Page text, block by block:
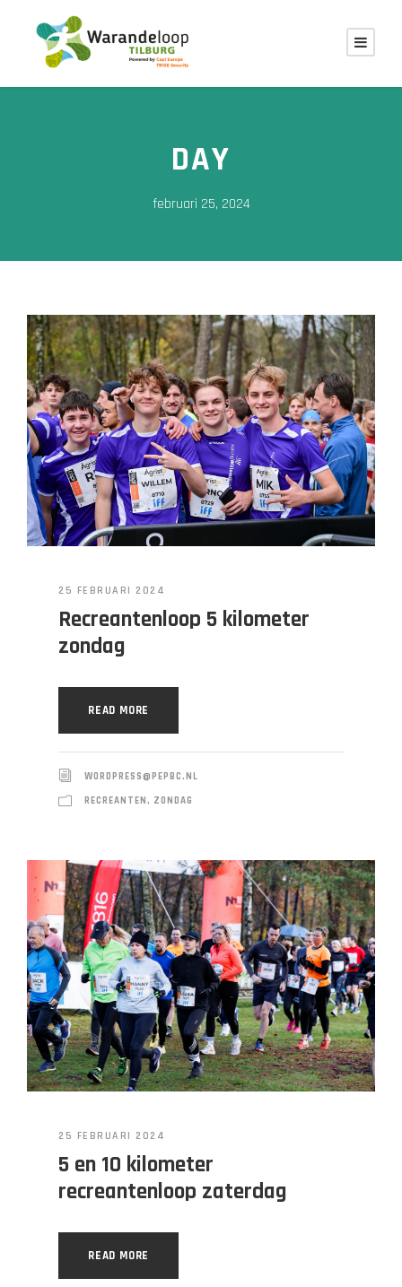
DAY
februari 25, 2024
25 FEBRUARI 2024
Recreantenloop 5 kilometer
zondag
READ MORE
WORDPRESS@PEPBC.NL
RECREANTEN, ZONDAG
25 FEBRUARI 2024
5 en 10 kilometer
recreantenloop zaterdag
READ MORE